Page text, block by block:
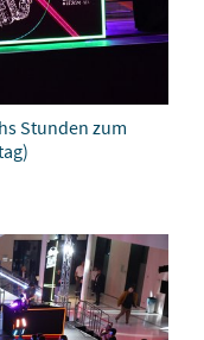
Stunden zum